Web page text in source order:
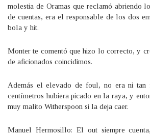
molestia de Oramas que reclamó abriendo
de cuentas, era el responsable de los dos
bola y hit.
Monter te comentó que hizo lo correcto, y
de aficionados coincidimos.
Además el elevado de foul, no era ni tan
centímetros hubiera picado en la raya, y
muy malito Witherspoon si la deja caer.
Manuel Hermosillo: El out siempre